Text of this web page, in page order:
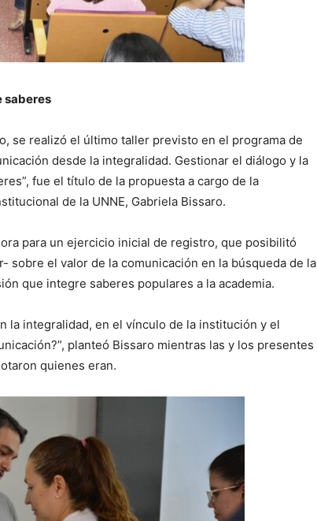
saberes
se realizó el último taller previsto en el programa de
desde la integralidad. Gestionar el diálogo y la
fue el título de la propuesta a cargo de la
de la UNNE, Gabriela Bissaro.
para un ejercicio inicial de registro, que posibilitó
sobre el valor de la comunicación en la búsqueda de la
que integre saberes populares a la academia.
la integralidad, en el vínculo de la institución y el
planteó Bissaro mientras las y los presentes
quienes eran.